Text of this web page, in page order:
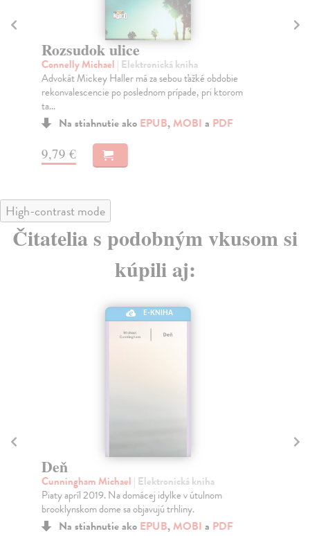
Rozsudok ulice
Connelly Michael | Elektronická kniha
Advokát Mickey Haller má za sebou ťažké obdobie
rekonvalescencie po poslednom prípade, pri ktorom
ta...
Na stiahnutie ako EPUB,MOBI a PDF
9,79 €
High-contrast mode
Čitatelia s podobným vkusom si
kúpili aj:
E-KNIHA
Deň
Cunningham Michael | Elektronická kniha
Piaty apríl 2019. Na domácej idylke v útulnom
brooklynskom dome sa objavujú trhliny.
Na stiahnutie ako EPUB,MOBI a PDF